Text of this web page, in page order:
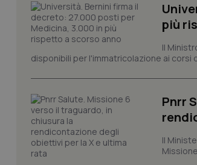
più
Il
disponibili per l'immatricolazione ai corsi
Pnrr
Il